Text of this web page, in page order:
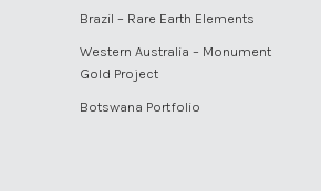
Brazil – Rare Earth Elements
Western Australia – Monument
Gold Project
Botswana Portfolio